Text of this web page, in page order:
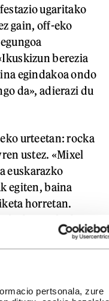
pertsonala, zure
ugaritako
gain, off-eko
berezia
egindakoa ondo
da», adierazi du
urteetan: rocka
ustez. «Mixel
euskarazko
egiten, baina
horretan.
urte asko
batzuk barru
entzungo